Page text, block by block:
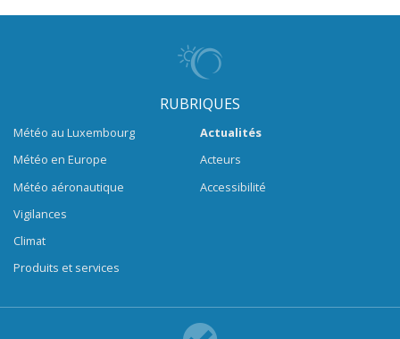
RUBRIQUES
Météo au Luxembourg
Météo en Europe
Météo aéronautique
Vigilances
Climat
Produits et services
Actualités
Acteurs
Accessibilité